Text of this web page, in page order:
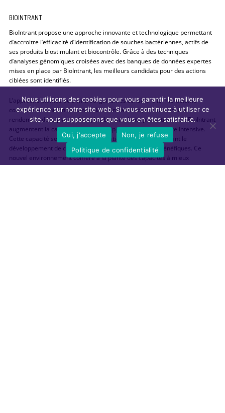
BIOINTRANT
BioIntrant propose une approche innovante et technologique permettant
d’accroitre l’efficacité d’identification de souches bactériennes, actifs de
ses produits biostimulant et biocontrôle. Grâce à des techniques
d’analyses génomiques croisées avec des banques de données expertes
mises en place par BioIntrant, les meilleurs candidats pour des actions
ciblées sont identifiés.
L’approche plantes-sols-microorganismes considère le microbiome
comme élément fondamental dans l’installation, la croissance et le
rendement de la plante. Ainsi, les biostimulants probiotiques de BioIntrant
augmentent la capacité des sols à supporter une agriculture intensive.
Cette capacité se fait par la structuration des sols permettant le
développement de communautés microbiennes phytobénéfiques. Ce
nouvel environnement confère à la plante des capacités à mieux
supporter les divers stress abiotiques imposés par l’environnement.
Nous utilisons des cookies pour vous garantir la meilleure
expérience sur notre site web. Si vous continuez à utiliser ce
site, nous supposerons que vous en êtes satisfait.e.
Oui, j'accepte
Non, je refuse
Politique de confidentialité